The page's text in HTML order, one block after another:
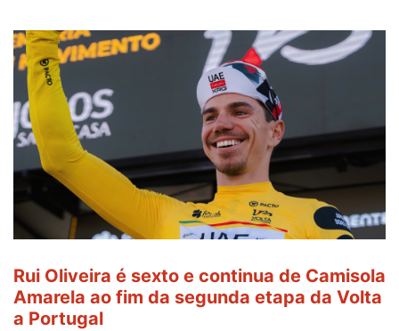
Rui Oliveira é sexto e continua de Camisola
Amarela ao fim da segunda etapa da Volta
a Portugal